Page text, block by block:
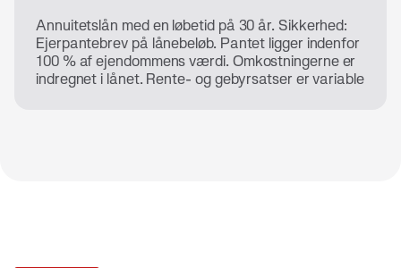
Annuitetslån med en løbetid på 30 år. Sikkerhed:
Ejerpantebrev på lånebeløb. Pantet ligger indenfor
100 % af ejendommens værdi. Omkostningerne er
indregnet i lånet. Rente- og gebyrsatser er variable